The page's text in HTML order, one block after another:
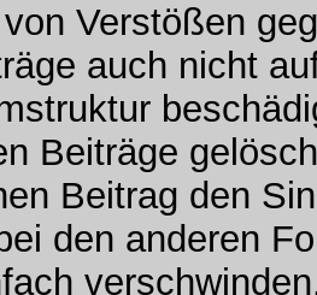
Verstößen
auch nicht
Beiträge
Beitrag den
den anderen